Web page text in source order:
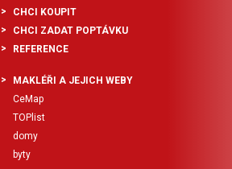
CHCI KOUPIT
CHCI ZADAT POPTÁVKU
REFERENCE
MAKLÉŘI A JEJICH WEBY
CeMap
TOPlist
domy
byty